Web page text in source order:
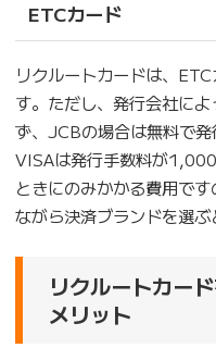
ETCカード
リクルートカードは、
す。ただし、発行会社に
ず、JCBの場合は無料で
VISAは発行手数料が
ときにのみかかる費用で
ながら決済ブランドを選ぶ
リクルートカー
メリット